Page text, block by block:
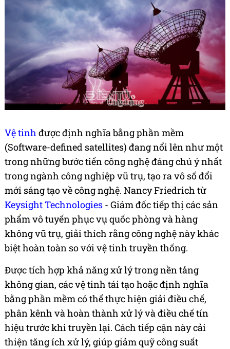
Vệ tinh được định nghĩa bằng phần mềm
(Software-defined satellites) đang nổi lên như một
trong những bước tiến công nghệ đáng chú ý nhất
trong ngành công nghiệp vũ trụ, tạo ra vô số đổi
mới sáng tạo về công nghệ. Nancy Friedrich từ
Keysight Technologies - Giám đốc tiếp thị các sản
phẩm vô tuyến phục vụ quốc phòng và hàng
không vũ trụ, giải thích rằng công nghệ này khác
biệt hoàn toàn so với vệ tinh truyền thống.
Được tích hợp khả năng xử lý trong nền tảng
không gian, các vệ tinh tái tạo hoặc định nghĩa
bằng phần mềm có thể thực hiện giải điều chế,
phân kênh và hoàn thành xử lý và điều chế tín
hiệu trước khi truyền lại. Cách tiếp cận này cải
thiện tăng ích xử lý, giúp giảm quỹ công suất